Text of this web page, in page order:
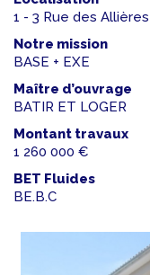
1 - 3 Rue des Allières
Notre mission
BASE + EXE
Maître d’ouvrage
BATIR ET LOGER
Montant travaux
1 260 000 €
BET Fluides
BE.B.C